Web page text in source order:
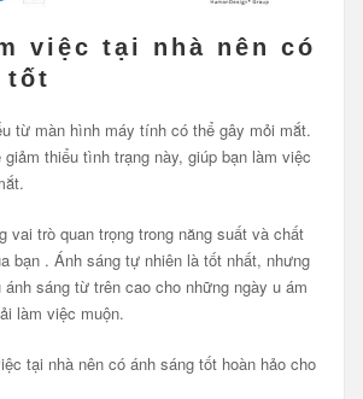
việc tại nhà nên có
tốt
từ màn hình máy tính có thể gây mỏi mắt.
thiểu tình trạng này, giúp bạn làm việc
vai trò quan trọng trong năng suất và chất
bạn . Ánh sáng tự nhiên là tốt nhất, nhưng
sáng từ trên cao cho những ngày u ám
làm việc muộn.